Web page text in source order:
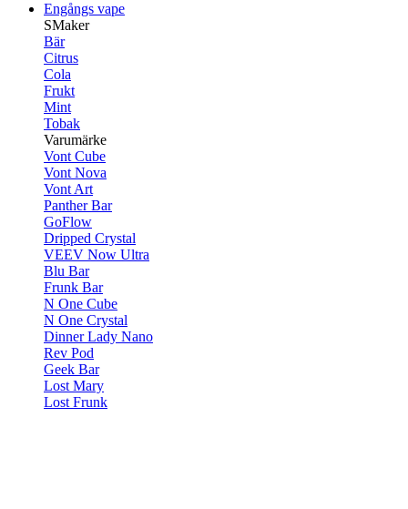
Engångs vape
SMaker
Bär
Citrus
Cola
Frukt
Mint
Tobak
Varumärke
Vont Cube
Vont Nova
Vont Art
Panther Bar
GoFlow
Dripped Crystal
VEEV Now Ultra
Blu Bar
Frunk Bar
N One Cube
N One Crystal
Dinner Lady Nano
Rev Pod
Geek Bar
Lost Mary
Lost Frunk